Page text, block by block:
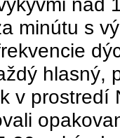
minútu s
hlasný,
v prostredí